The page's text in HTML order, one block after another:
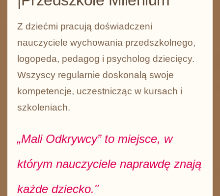
Z dziećmi pracują doświadczeni
nauczyciele wychowania przedszkolnego,
logopeda, pedagog i psycholog dziecięcy.
Wszyscy regularnie doskonalą swoje
kompetencje, uczestnicząc w kursach i
szkoleniach.
„Mali Odkrywcy” to miejsce, w
którym nauczyciele naprawdę znają
każde dziecko."